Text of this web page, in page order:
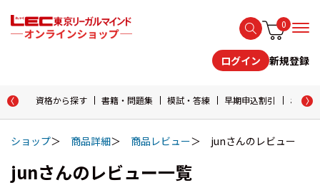
0
ログイン 新規登録
資格から探す 書籍・問題集 模試・答練 早期申込割引 おため
ショップ 商品詳細 商品レビュー junさんのレビュー
junさんのレビュー一覧